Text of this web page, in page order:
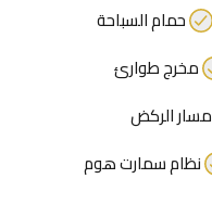
حمام السباحة
مخرج طوارئ
مسار الركض
نظام سمارت هوم